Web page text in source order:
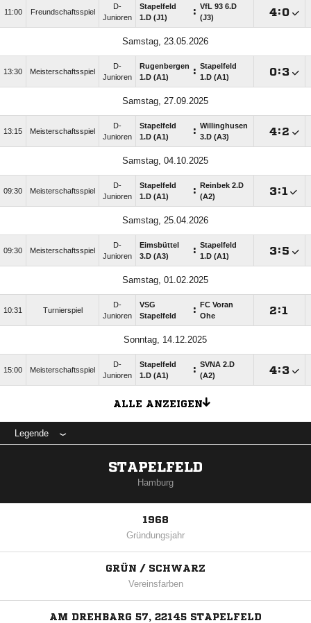
11:00 Freundschaftsspiel
D-
Junioren
Stapelfeld
1.D (J1)
: VfL 93 6.D
(J3)
:
Samstag, 23.05.2026
13:30 Meisterschaftsspiel
D-
Junioren
Rugenbergen
1.D (A1)
: Stapelfeld
1.D (A1)
:
Samstag, 27.09.2025
13:15 Meisterschaftsspiel
D-
Junioren
Stapelfeld
1.D (A1)
: Willinghusen
3.D (A3)
:
Samstag, 04.10.2025
09:30 Meisterschaftsspiel
D-
Junioren
Stapelfeld
1.D (A1)
:
Reinbek 2.D
(A2)
:
Samstag, 25.04.2026
09:30 Meisterschaftsspiel
D-
Junioren
Eimsbüttel
3.D (A3)
: Stapelfeld
1.D (A1)
:
Samstag, 01.02.2025
10:31 Turnierspiel
D-
Junioren
VSG
Stapelfeld
:
FC Voran
Ohe
:
Sonntag, 14.12.2025
15:00 Meisterschaftsspiel
D-
Junioren
Stapelfeld
1.D (A1)
: SVNA 2.D
(A2)
:
ALLE ANZEIGEN
Legende
STAPELFELD
Hamburg
1968
Gründungsjahr
GRÜN / SCHWARZ
Vereinsfarben
AM DREHBARG 57, 22145 STAPELFELD